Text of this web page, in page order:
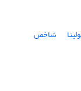
شاخص